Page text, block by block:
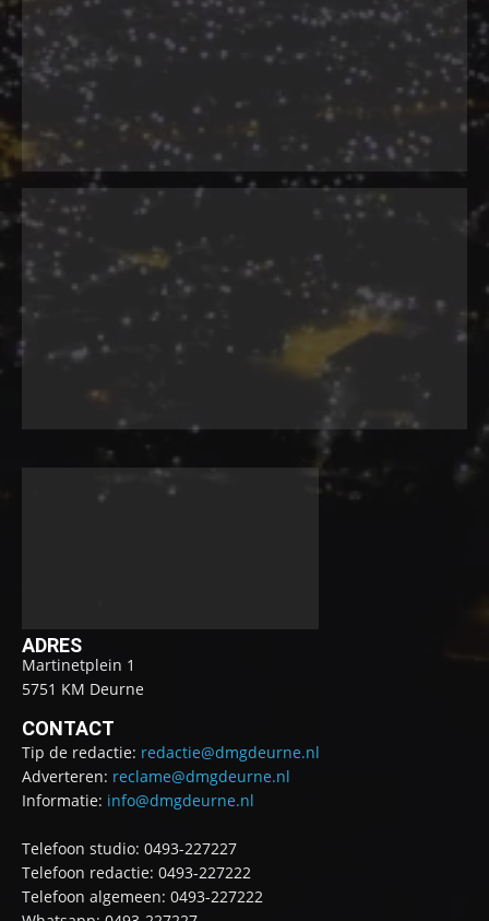
ADRES
Martinetplein 1
5751 KM Deurne
CONTACT
Tip de redactie: redactie@dmgdeurne.nl
Adverteren: reclame@dmgdeurne.nl
Informatie: info@dmgdeurne.nl
Telefoon studio: 0493-227227
Telefoon redactie: 0493-227222
Telefoon algemeen: 0493-227222